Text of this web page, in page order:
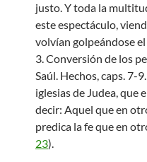
justo. Y toda la
este espectáculo,
volvían golpeándose el
3. Conversión de los
Saúl. Hechos, caps. 7-
iglesias de Judea, que
decir: Aquel que en
predica la fe que en
23).